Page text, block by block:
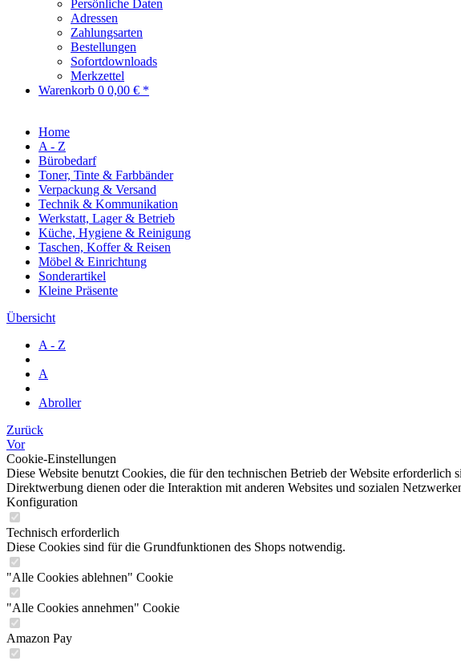
Persönliche Daten
Adressen
Zahlungsarten
Bestellungen
Sofortdownloads
Merkzettel
Warenkorb 0 0,00 € *
Home
A - Z
Bürobedarf
Toner, Tinte & Farbbänder
Verpackung & Versand
Technik & Kommunikation
Werkstatt, Lager & Betrieb
Küche, Hygiene & Reinigung
Taschen, Koffer & Reisen
Möbel & Einrichtung
Sonderartikel
Kleine Präsente
Übersicht
A - Z
A
Abroller
Zurück
Vor
Cookie-Einstellungen
Diese Website benutzt Cookies, die für den technischen Betrieb der Website
Direktwerbung dienen oder die Interaktion mit anderen Websites und sozialen
Konfiguration
Technisch erforderlich
Diese Cookies sind für die Grundfunktionen des Shops notwendig.
"Alle Cookies ablehnen" Cookie
"Alle Cookies annehmen" Cookie
Amazon Pay